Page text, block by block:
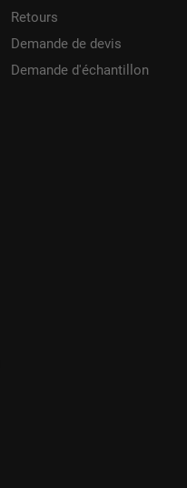
Retours
Demande de devis
Demande d'échantillon